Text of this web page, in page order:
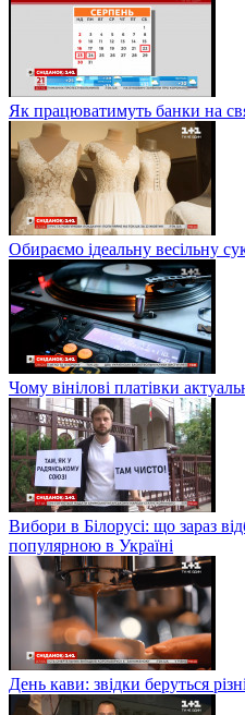
Як працюватимуть банки на
Обираємо ідеальну весільну
Чому вінілові платівки
Вибори в Білорусі: що зараз
популярною в Україні
День кави: звідки беруться